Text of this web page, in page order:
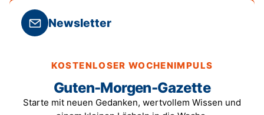
Newsletter
KOSTENLOSER WOCHENIMPULS
Guten-Morgen-Gazette
Starte mit neuen Gedanken, wertvollem Wissen und